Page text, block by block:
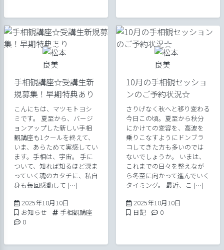
手相観講座☆受講生新
規募集！早期特典あり
こんにちは、マツモトヨシ
ミです。 夏至から、バージ
ョンアップした新しい手相
観講座も1クールを終えて、
いま、あらためて実感してい
ます。手相は、宇宙。 手に
ついて、知れば知るほど深ま
っていく魂のカタチに、私自
身も毎回感動して […]
2025年10月10日
Posted in
お知らせ Tags:
手相観講座
Comments:
0
10月の手相観セッショ
ンのご予約状況☆
さりげなく秋へと移り変わる
今日この頃。夏至から秋分
にかけての変容を、高波を
乗りこなすようにドンブラ
コしてきた方も多いのでは
ないでしょうか。 いまは、
これまでの日々を整えなが
ら冬至に向かって進んでいく
タイミング。 最近、こ […]
2025年10月10日
Posted in
日記 Comments:
0